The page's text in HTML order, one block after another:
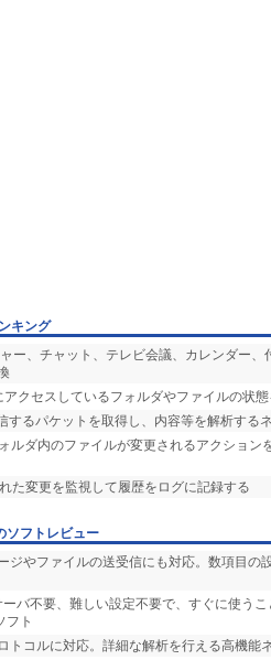
キング
ー、チャット、テレビ会議、カレンダー
クセスしているフォルダやファイルの状
するパケットを取得し、内容等を解析する
ルダ内のファイルが変更されるアクション
た変更を監視して履歴をログに記録する
ソフトレビュー
ジやファイルの送受信にも対応。数項目の
ーバ不要、難しい設定不要で、すぐに使う
フト
トコルに対応。詳細な解析を行える高機能